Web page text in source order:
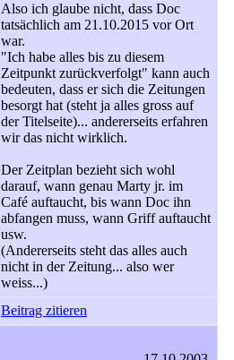
Also ich glaube nicht, dass Doc
tatsächlich am 21.10.2015 vor Ort
war.
"Ich habe alles bis zu diesem
Zeitpunkt zurückverfolgt" kann auch
bedeuten, dass er sich die Zeitungen
besorgt hat (steht ja alles gross auf
der Titelseite)... andererseits erfahren
wir das nicht wirklich.
Der Zeitplan bezieht sich wohl
darauf, wann genau Marty jr. im
Café auftaucht, bis wann Doc ihn
abfangen muss, wann Griff auftaucht
usw.
(Andererseits steht das alles auch
nicht in der Zeitung... also wer
weiss...)
Beitrag zitieren